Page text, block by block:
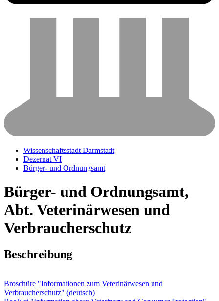
Wissenschaftsstadt Darmstadt
Dezernat VI
Bürger- und Ordnungsamt
Bürger- und Ordnungsamt,
Abt. Veterinärwesen und
Verbraucherschutz
Beschreibung
Broschüre "Informationen zum Veterinärwesen und
Verbraucherschutz" (deutsch)